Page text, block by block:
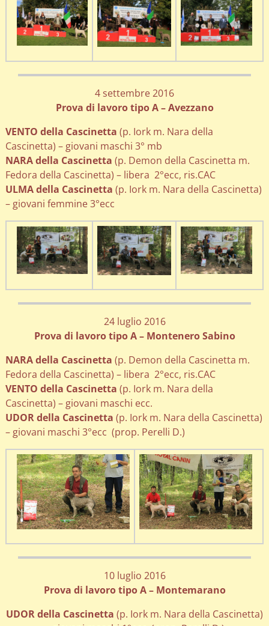
4 settembre 2016
Prova di lavoro tipo A – Avezzano
VENTO della Cascinetta (p. Iork m. Nara della
Cascinetta) – giovani maschi 3° mb
NARA della Cascinetta (p. Demon della Cascinetta m.
Fedora della Cascinetta) – libera 2°ecc, ris.CAC
ULMA della Cascinetta (p. Iork m. Nara della Cascinetta)
– giovani femmine 3°ecc
24 luglio 2016
Prova di lavoro tipo A – Montenero Sabino
NARA della Cascinetta (p. Demon della Cascinetta m.
Fedora della Cascinetta) – libera 2°ecc, ris.CAC
VENTO della Cascinetta (p. Iork m. Nara della
Cascinetta) – giovani maschi ecc.
UDOR della Cascinetta (p. Iork m. Nara della Cascinetta)
– giovani maschi 3°ecc (prop. Perelli D.)
10 luglio 2016
Prova di lavoro tipo A – Montemarano
UDOR della Cascinetta (p. Iork m. Nara della Cascinetta)